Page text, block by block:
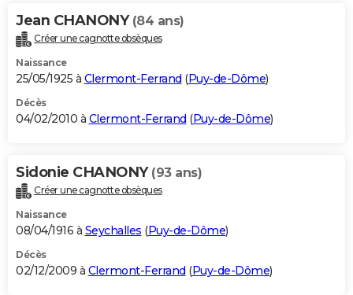
Jean CHANONY (84 ans)
Créer une cagnotte obsèques
Naissance
25/05/1925 à Clermont-Ferrand (Puy-de-Dôme)
Décès
04/02/2010 à Clermont-Ferrand (Puy-de-Dôme)
Sidonie CHANONY (93 ans)
Créer une cagnotte obsèques
Naissance
08/04/1916 à Seychalles (Puy-de-Dôme)
Décès
02/12/2009 à Clermont-Ferrand (Puy-de-Dôme)